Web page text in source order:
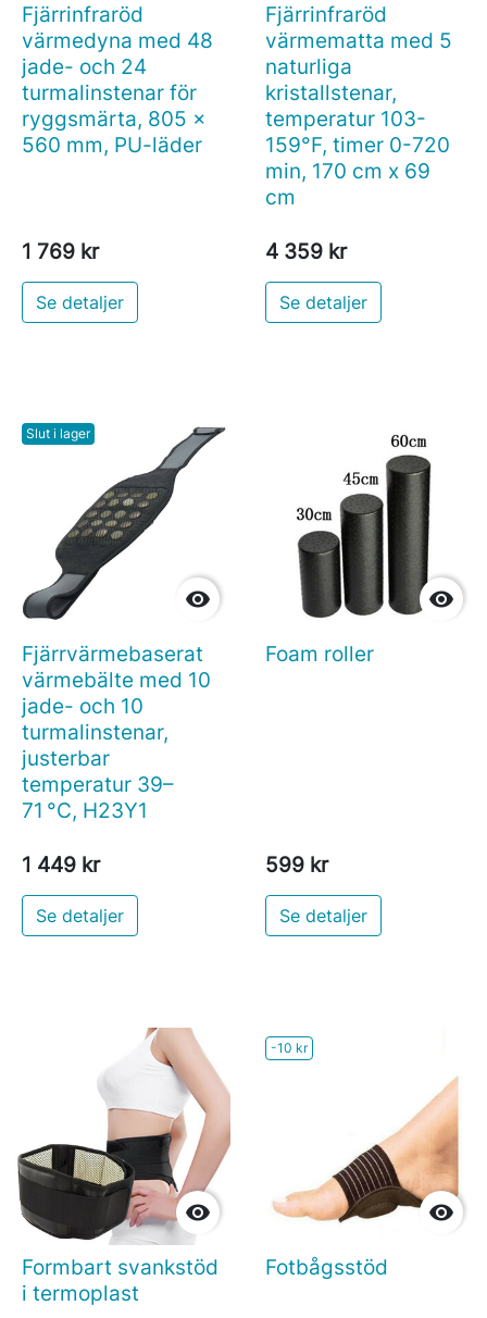
Fjärrinfraröd
värmedyna med 48
jade- och 24
turmalinstenar för
ryggsmärta, 805 x
560 mm, PU-läder
1 769 kr
Se detaljer
Fjärrinfraröd
värmematta med 5
naturliga
kristallstenar,
temperatur 103-
159°F, timer 0-720
min, 170 cm x 69
cm
4 359 kr
Se detaljer
Slut i lager

Fjärrvärmebaserat
värmebälte med 10
jade- och 10
turmalinstenar,
justerbar
temperatur 39–
71 °C, H23Y1
1 449 kr
Se detaljer

Foam roller
599 kr
Se detaljer

Formbart svankstöd
i termoplast
-10 kr

Fotbågsstöd